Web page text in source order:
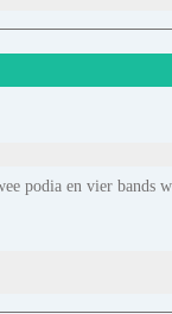
podia en vier bands